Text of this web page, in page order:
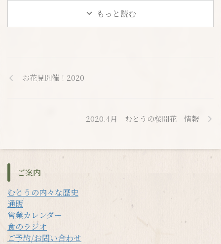
もっと読む
お花見開催！2020
2020.4月 むとうの桜開花 情報
ご案内
むとうの内々な歴史
通販
営業カレンダー
食のラジオ
ご予約/お問い合わせ